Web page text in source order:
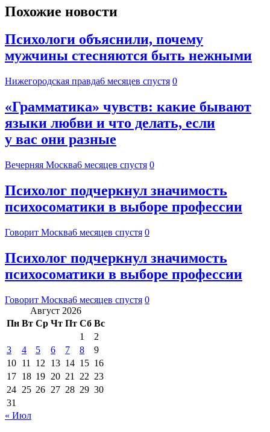
Похожие новости
Психологи объяснили, почему
мужчины стесняются быть нежными
Нижегородская правда6 месяцев спустя 0
«Грамматика» чувств: какие бывают
языки любви и что делать, если
у вас они разные
Вечерняя Москва6 месяцев спустя 0
Психолог подчеркнул значимость
психосоматики в выборе профессии
Говорит Москва6 месяцев спустя 0
Психолог подчеркнул значимость
психосоматики в выборе профессии
Говорит Москва6 месяцев спустя 0
Август 2026
Пн Вт Ср Чт Пт Сб Вс
1
2
3
4 5 6 7 8
9
10 11 12 13 14 15 16
17 18 19 20 21 22 23
24 25 26 27 28 29 30
31
« Июл